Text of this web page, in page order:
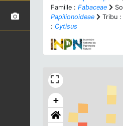
Famille : Fabaceae
Papilionoideae
Tribu :
: Cytisus
+